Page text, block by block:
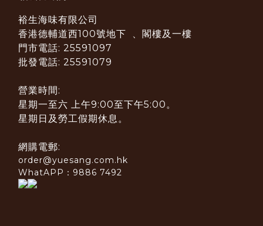
裕生海味有限公司
香港德輔道西100號地下 、閣樓及一樓
門市電話: 25591097
批發電話: 25591079
營業時間:
星期一至六 上午9:00至下午5:00。
星期日及勞工假期休息。
網購電郵:
order@yuesang.com.hk
WhatAPP：9886 7492